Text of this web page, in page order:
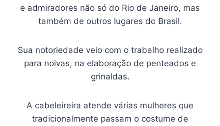
e admiradores não só do Rio de Janeiro, mas
também de outros lugares do Brasil.
Sua notoriedade veio com o trabalho realizado
para noivas, na elaboração de penteados e
grinaldas.
A cabeleireira atende várias mulheres que
tradicionalmente passam o costume de